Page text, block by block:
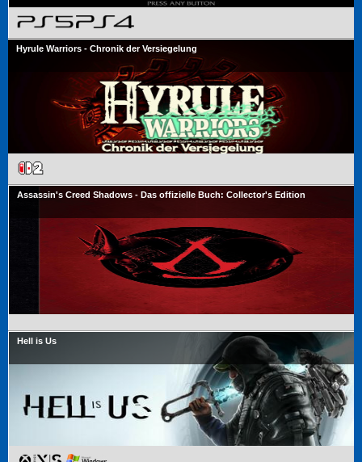
Hyrule Warriors - Chronik der Versiegelung
Assassin's Creed Shadows - Das offizielle Buch: Collector's Edition
Hell is Us